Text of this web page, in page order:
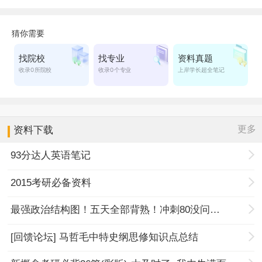
资料下载 更多
93分达人英语笔记
2015考研必备资料
最强政治结构图！五天全部背熟！冲刺80没问题！
[回馈论坛] 马哲毛中特史纲思修知识点总结